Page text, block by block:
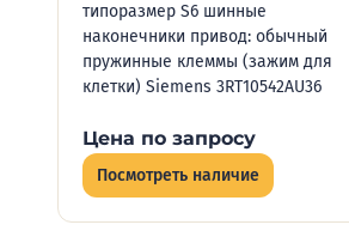
типоразмер S6 шинные
наконечники привод: обычный
пружинные клеммы (зажим для
клетки) Siemens 3RT10542AU36
Цена по запросу
Посмотреть наличие